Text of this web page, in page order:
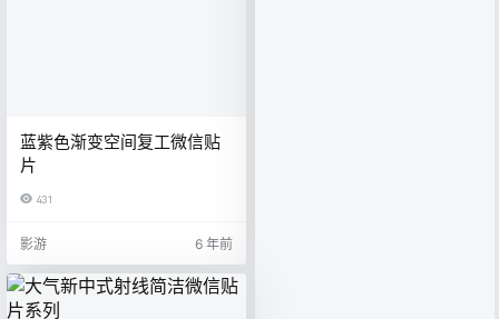
蓝紫色渐变空间复工微信贴
片
431
影游 6 年前